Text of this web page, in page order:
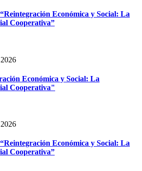
Económica y Social: La
Cooperativa”
Económica y Social: La
Cooperativa"
Económica y Social: La
Cooperativa”